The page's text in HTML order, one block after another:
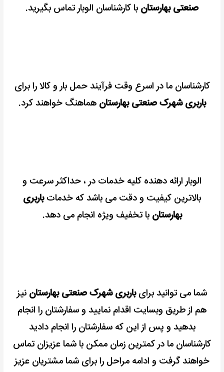
صنعتی بهارستان با کارشناسان الوبار تماس بگیرید.
کارشناسان ما در اسرع وقت فرآیند حمل بار و کالا را برای
باربری شهرک صنعتی بهارستان هماهنگ خواهند کرد.
الوبار ارائه دهنده کلیه خدمات در ، حداکثر سرعت و
بالاترین کیفیت و دقت می باشد که خدماتباربری
بهارستان با تخفیف ویژه انجام می دهد.
شما می توانید برایباربری شهرک صنعتی بهارستان نیز
هم از طریق وبسایت اقدام نمایید و سفارشتان را انجام
بدهید و پس از این که سفارشتان را انجام دادید
کارشناسان ما در کمترین زمان ممکن با شما عزیزان تماس
خواهند گرفت و ادامه مراحل را برای شما مشتریان عزیز